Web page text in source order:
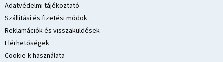
Adatvédelmi tájékoztató
Szállítási és fizetési módok
Reklamációk és visszaküldések
Elérhetőségek
Cookie-k használata